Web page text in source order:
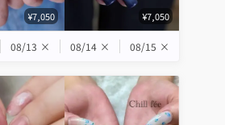
¥7,050 ¥7,050
08/13 × 08/14 × 08/15 ×